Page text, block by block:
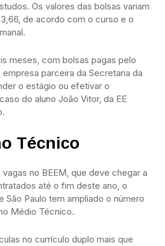
Os valores das bolsas variam
de acordo com o curso e o
meses, com bolsas pagas pelo
parceira da Secretaria da
o estágio ou efetivar o
do aluno João Vitor, da EE
Técnico
no BEEM, que deve chegar a
até o fim deste ano, o
São Paulo tem ampliado o número
Médio Técnico.
no currículo duplo mais que